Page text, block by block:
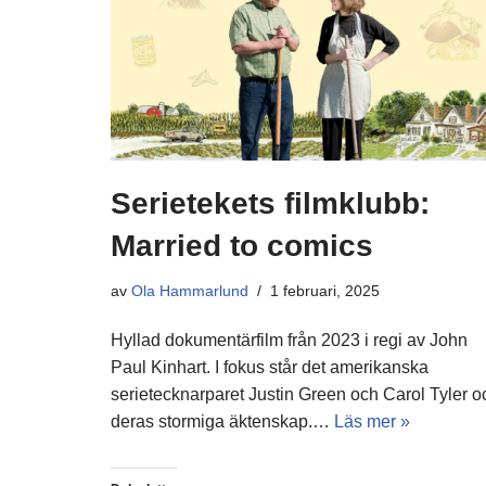
Serietekets filmklubb:
Married to comics
av Ola Hammarlund 1 februari, 2025
Hyllad dokumentärfilm från 2023 i regi av John
Paul Kinhart. I fokus står det amerikanska
serietecknarparet Justin Green och Carol Tyler
deras stormiga äktenskap.… Läs mer »